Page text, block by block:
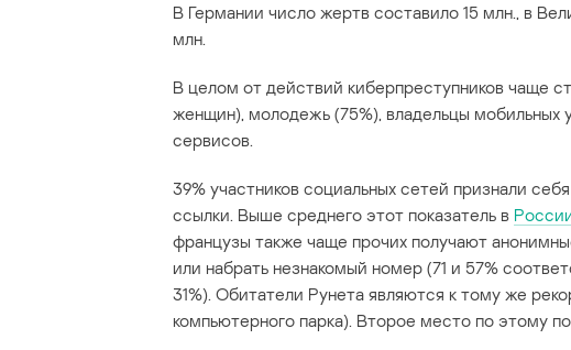
В Германии число жертв составило 15 млн., в
млн.
В целом от действий киберпреступников чаще
женщин), молодежь (75%), владельцы мобильных
сервисов.
39% участников социальных сетей признали
ссылки. Выше среднего этот показатель в
французы также чаще прочих получают
или набрать незнакомый номер (71 и 57%
31%). Обитатели Рунета являются к тому же
компьютерного парка). Второе место по этому